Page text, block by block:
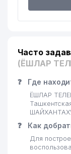
18 DESIGN
20
22
Часто
(ЁШЛАР
❓ Где
ЁШЛАР
❓ Как
Для